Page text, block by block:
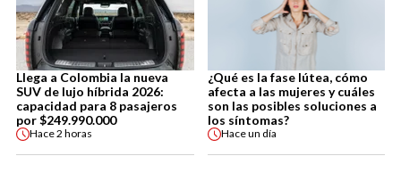
Llega a Colombia la nueva
SUV de lujo híbrida 2026:
capacidad para 8 pasajeros
por $249.990.000
Hace2 horas
¿Qué es la fase lútea, cómo
afecta a las mujeres y cuáles
son las posibles soluciones a
los síntomas?
Haceun día